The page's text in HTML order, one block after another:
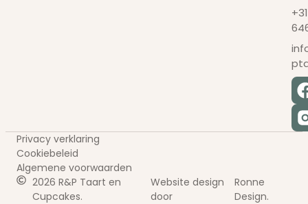
2026 R&P Taart en
Cupcakes.
Website design
door
Ronne
Design.
Privacy verklaring
Cookiebeleid
Algemene voorwaarden